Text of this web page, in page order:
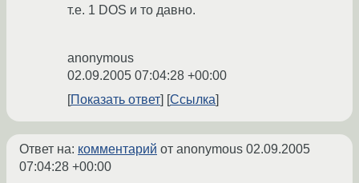
т.е. 1 DOS и то давно.
anonymous
02.09.2005 07:04:28 +00:00
Показать ответ
Ссылка
Ответ на: комментарий от anonymous 02.09.2005
07:04:28 +00:00